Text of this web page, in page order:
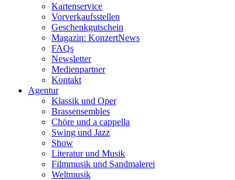
Kartenservice
Vorverkaufsstellen
Geschenkgutschein
Magazin: KonzertNews
FAQs
Newsletter
Medienpartner
Kontakt
Agentur
Klassik und Oper
Brassensembles
Chöre und a cappella
Swing und Jazz
Show
Literatur und Musik
Filmmusik und Sandmalerei
Weltmusik